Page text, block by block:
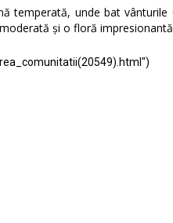
temperată, unde bat vânturile
și o floră